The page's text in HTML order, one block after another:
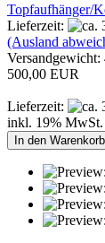
Topfaufhänger/
Lieferzeit:
(Ausland
Versandgewicht:
500,00 EUR
Lieferzeit:
inkl. 19% MwSt.
In den Warenkorb